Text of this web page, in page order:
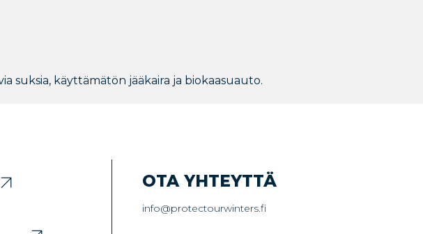
suksia, käyttämätön jääkaira ja biokaasuauto.
OTA YHTEYTTÄ
info@protectourwinters.fi